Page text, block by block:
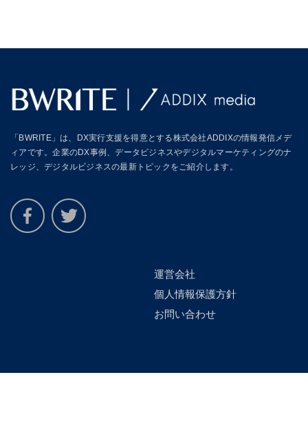
「BWRITE」は、DX実行支援を得意とする株式会社ADDIXの情報発信メデ
ィアです。企業のDX事例、データビジネスやデジタルマーケティングのナ
レッジ、デジタルビジネスの最新トピックをご紹介します。
運営会社
個人情報保護方針
お問い合わせ